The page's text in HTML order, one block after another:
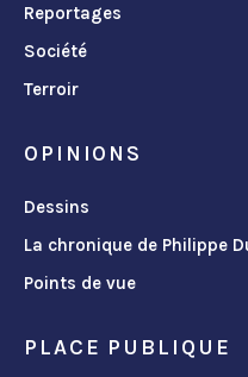
Reportages
Société
Terroir
OPINIONS
Dessins
La chronique de Philippe
Points de vue
PLACE PUBLIQUE